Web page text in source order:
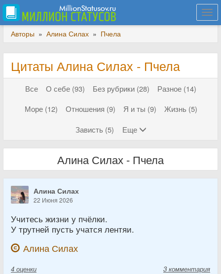
Авторы » Алина Силах » Пчела
Цитаты Алина Силах - Пчела
Все О себе (93) Без рубрики (28)
Разное (14)
Море (12)
Отношения (9) Я и ты (9)
Жизнь (5)
Зависть (5)
Еще
Алина Силах - Пчела
Алина Силах
22 Июня 2026
Учитесь жизни у пчёлки.
У трутней пусть учатся лентяи.
Алина Силах
4 оценки 3 комментария